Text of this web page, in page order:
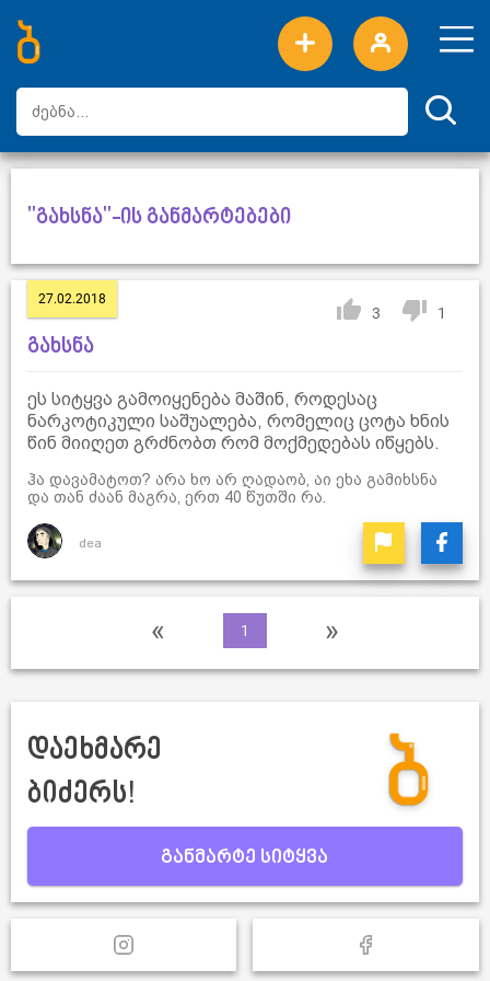
ახალი სიტყვები
ტოპ სიტყვები
დღის ტოპ სიტყვები
ტოპ მომხმარებლები
"გახსნა"-ის განმარტებები
27.02.2018
3 1
გახსნა
ეს სიტყვა გამოიყენება მაშინ, როდესაც
ნარკოტიკული საშუალება, რომელიც ცოტა ხნის
წინ მიიღეთ გრძნობთ რომ მოქმედებას იწყებს.
ჰა დავამატოთ? არა ხო არ ღადაობ, აი ეხა გამიხსნა
და თან ძაან მაგრა, ერთ 40 წუთში რა.
dea
« 1 »
დაეხმარე
ბიძერს!
განმარტე სიტყვა